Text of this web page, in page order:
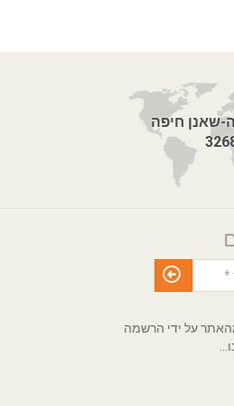
נווה-שאנן חיפה
על ידי הרשמה